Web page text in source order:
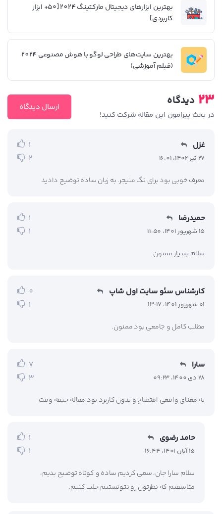
بهترین ابزارهای دیجیتال مارکتینگ 2024 [۵۰+ ابزار
کاربردی]
بهترین سایت‌های طراحی لوگو با هوش مصنوعی 2024
(فیلم آموزشی)
23 دیدگاه
در بحث‌‌ پیرامون این مقاله شرکت کنید!
ارسال دیدگاه
غزل
27 تیر 1402، 16:01
1
2
معرف خوبی بود برای تگ منیجر. به زبان ساده توضیح دادید
حمیدرضا
15 شهریور 1401، 11:50
1
1
سلام بسیار ممنون
کارشناس سئو سایت اول شاپ
01 شهریور 1401، 13:17
0
1
مطلب کامل و جامعی بود ممنون.
سارا
28 دی 1400، 09:23
7
3
به معنای واقعی افتضاح و بدون کاربرد بود مقاله حیفه وقت
حامد رضوی
15 آبان 1401، 16:44
1
1
سلام سارا جان، سعی کردیم ساده و کوتاه توضیح بدیم،
متاسفیم که نظرتون رو نتونستیم جلب کنیم.